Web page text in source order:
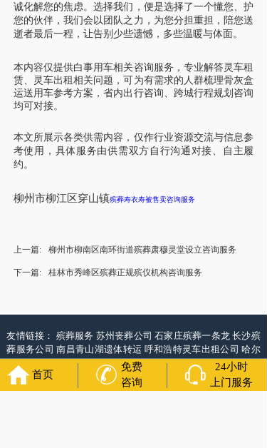
诚化解您的焦虑。选择我们，便是选择了一个懂您、护
您的伙伴，我们会以团队之力，为您分担重担，陪您送
逝者最后一程，让告别少些遗憾，多些温暖与体面。
本内容仅提供白事用车相关咨询服务，专业解答灵车租
赁、灵车出租相关问题，可为有需求的人群梳理骨灰盒
运送用车参考方案，省内出行咨询、跨城行程规划咨询
均可对接。
本文所展示各类供需内容，仅作行业资源交流与信息参
考使用，具体服务由供需双方自行沟通对接、自主履
约。
柳州市柳江区穿山镇殡葬寿衣寿被售卖咨询服务
上一篇: 柳州市柳南区南环街道殡葬肃穆灵堂设立咨询服务
下一篇: 桂林市秀峰区殡葬正规殡仪机构咨询服务
友情链接： 殡葬服务 苏州丧葬公司石家庄殡葬一条龙长沙殡
葬服务公司南昌青山湖遗体转运 呼和浩特灵车出租公司哈尔
滨道里区丧葬用品
西宁城东区白事服务
潍坊奎文区殡仪馆服
务乳山寿衣店铺 杭州上城区灵堂布置 沈阳浑南区殡葬平台
国墓地网中国非急救转运网网站建设中国殡葬一条龙网中国
首页
免费
咨询
24小时
上门服务